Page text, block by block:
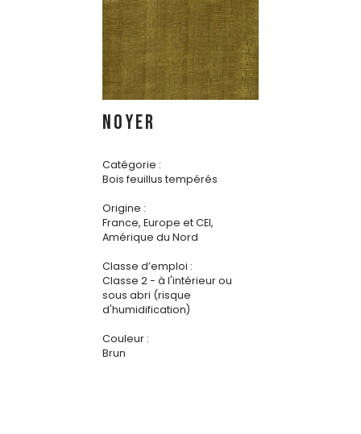
NOYER
Catégorie :
Bois feuillus tempérés
Origine :
France, Europe et CEI,
Amérique du Nord
Classe d’emploi :
Classe 2 - à l'intérieur ou
sous abri (risque
d'humidification)
Couleur :
Brun